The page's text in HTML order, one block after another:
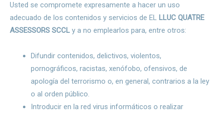
Usted se compromete expresamente a hacer un uso
adecuado de los contenidos y servicios de EL LLUC QUATRE
ASSESSORS SCCL y a no emplearlos para, entre otros:
Difundir contenidos, delictivos, violentos,
pornográficos, racistas, xenófobo, ofensivos, de
apología del terrorismo o, en general, contrarios a la ley
o al orden público.
Introducir en la red virus informáticos o realizar